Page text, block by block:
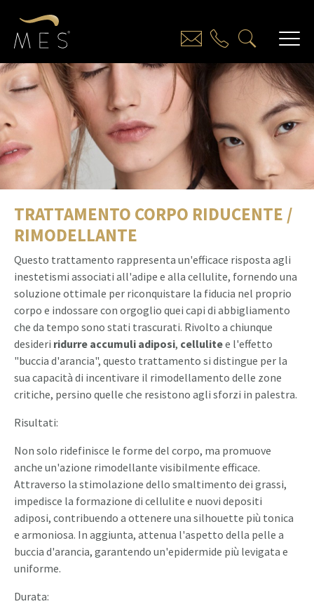
TRATTAMENTO CORPO RIDUCENTE /
RIMODELLANTE
Questo trattamento rappresenta un'efficace risposta agli
inestetismi associati all'adipe e alla cellulite, fornendo una
soluzione ottimale per riconquistare la fiducia nel proprio
corpo e indossare con orgoglio quei capi di abbigliamento
che da tempo sono stati trascurati. Rivolto a chiunque
desideri ridurre accumuli adiposi, cellulitee l'effetto
"buccia d'arancia", questo trattamento si distingue per la
sua capacità di incentivare il rimodellamento delle zone
critiche, persino quelle che resistono agli sforzi in palestra.
Risultati:
Non solo ridefinisce le forme del corpo, ma promuove
anche un'azione rimodellante visibilmente efficace.
Attraverso la stimolazione dello smaltimento dei grassi,
impedisce la formazione di cellulite e nuovi depositi
adiposi, contribuendo a ottenere una silhouette più tonica
e armoniosa. In aggiunta, attenua l'aspetto della pelle a
buccia d'arancia, garantendo un'epidermide più levigata e
uniforme.
Durata: